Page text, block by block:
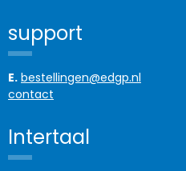
support
E. bestellingen@edgp.nl
contact
Intertaal